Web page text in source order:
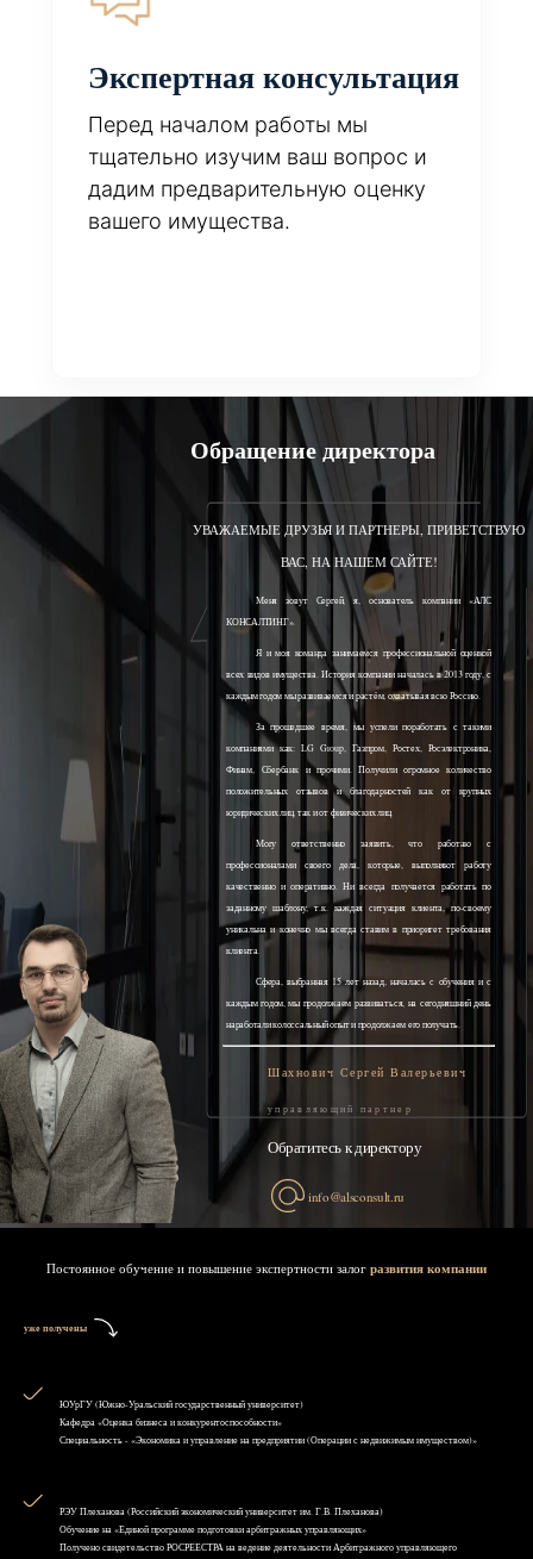
Экспертная консультация
Перед началом работы мы
тщательно изучим ваш вопрос и
дадим предварительную оценку
вашего имущества.
Обращение директора
УВАЖАЕМЫЕ ДРУЗЬЯ И ПАРТНЕРЫ, ПРИВЕТСТВУЮ
ВАС, НА НАШЕМ САЙТЕ!
Меня зовут Сергей, я, основатель компании «АЛС
КОНСАЛТИНГ».
Я и моя команда занимаемся профессиональной оценкой
всех видов имущества. История компании началась в 2013 году, с
каждым годом мы развиваемся и растём, охватывая всю Россию.
За прошедшее время, мы успели поработать с такими
компаниями как: LG Group, Газпром, Ростех, Росэлектроника,
Финам, Сбербанк и прочими. Получили огромное количество
положительных отзывов и благодарностей как от крупных
юридических лиц, так и от физических лиц.
Могу ответственно заявить, что работаю с
профессионалами своего дела, которые, выполняют работу
качественно и оперативно. Ни всегда получается работать по
заданному шаблону, т.к. каждая ситуация клиента, по-своему
уникальна и конечно мы всегда ставим в приоритет требования
клиента.
Сфера, выбранная 15 лет назад, началась с обучения и с
каждым годом, мы продолжаем развиваться, на сегодняшний день
наработали колоссальный опыт и продолжаем его получать.
Шахнович Сергей Валерьевич
управляющий партнер
Обратитесь к директору
info@alsconsult.ru
Постоянное обучение и повышение экспертности залог развития компании
уже получены
ЮУрГУ (Южно-Уральский государственный университет)
Кафедра «Оценка бизнеса и конкурентоспособности»
Специальность - «Экономика и управление на предприятии (Операции с недвижимым имуществом)»
РЭУ Плеханова (Российский экономический университет им. Г.В. Плеханова)
Обучение на «Единой программе подготовки арбитражных управляющих»
Получено свидетельство РОСРЕЕСТРА на ведение деятельности Арбитражного управляющего